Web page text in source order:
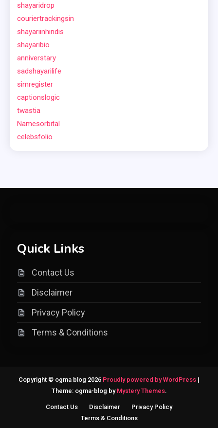
shayaridrop
couriertrackingsin
shayariinhindis
shayaribio
anniverstary
sadshayarilife
simregister
captionslogic
twastia
Namesorbital
celebsfolio
Quick Links
Contact Us
Disclaimer
Privacy Policy
Terms & Conditions
Copyright © ogma blog 2026 Proudly powered by WordPress |
Theme: ogma-blog by Mystery Themes.
Contact Us Disclaimer
Privacy Policy
Terms & Conditions